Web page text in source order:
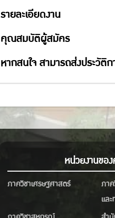
รายละเอียดงาน
คุณสมบัติผู้สมัคร
หากสนใจ สามารถส่งประวัติ
หน่วยงานขอ
ภาควิชาเศรษฐศาสตร์
ภา
แล